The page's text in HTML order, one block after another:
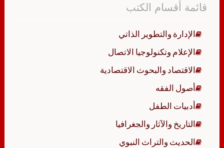
قائمة أقسام الكتب
الإدارة والتطوير الذاتي
الإعلام وتكنولوجيا الاتصال
الاقتصاد والبحوث الاقتصادية
أصول الفقه
أدبيات الطفل
التاريخ والآثار والجغرافيا
الحديث والتراث النبوي